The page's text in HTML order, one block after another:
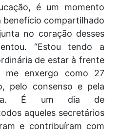
é um momento
benefício compartilhado
no coração desses
“Estou tendo a
de estar à frente
me enxergo como 27
pelo consenso e pela
É um dia de
aqueles secretários
e contribuíram com